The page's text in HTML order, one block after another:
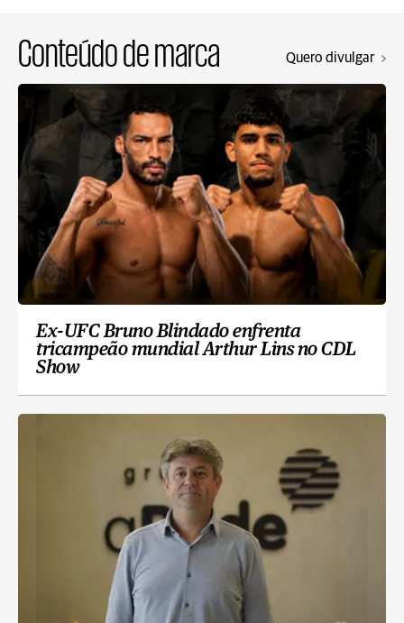
Conteúdo de marca Quero divulgar
Ex-UFC Bruno Blindado enfrenta
tricampeão mundial Arthur Lins no CDL
Show